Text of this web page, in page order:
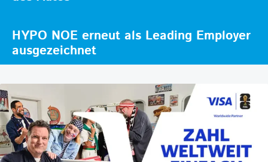
HYPO NOE erneut als Leading Employer
ausgezeichnet